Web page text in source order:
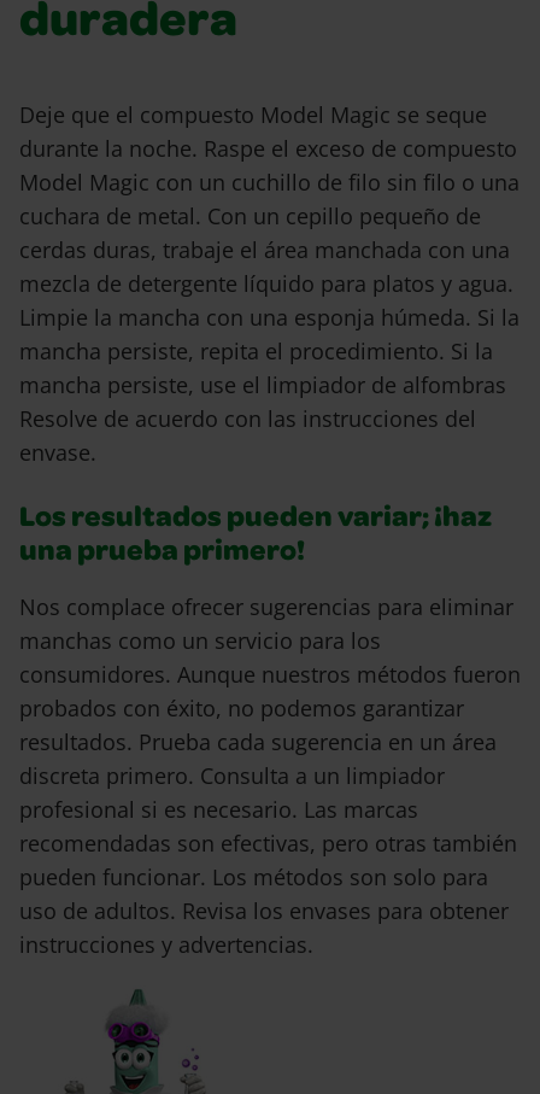
duradera
Deje que el compuesto Model Magic se seque
durante la noche. Raspe el exceso de compuesto
Model Magic con un cuchillo de filo sin filo o una
cuchara de metal. Con un cepillo pequeño de
cerdas duras, trabaje el área manchada con una
mezcla de detergente líquido para platos y agua.
Limpie la mancha con una esponja húmeda. Si la
mancha persiste, repita el procedimiento. Si la
mancha persiste, use el limpiador de alfombras
Resolve de acuerdo con las instrucciones del
envase.
Los resultados pueden variar; ¡haz
una prueba primero!
Nos complace ofrecer sugerencias para eliminar
manchas como un servicio para los
consumidores. Aunque nuestros métodos fueron
probados con éxito, no podemos garantizar
resultados. Prueba cada sugerencia en un área
discreta primero. Consulta a un limpiador
profesional si es necesario. Las marcas
recomendadas son efectivas, pero otras también
pueden funcionar. Los métodos son solo para
uso de adultos. Revisa los envases para obtener
instrucciones y advertencias.